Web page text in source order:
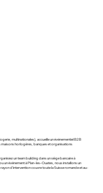
multinationales), accueille un événementiel B2B
maisons horlogères, banques et organisations
un team building dans un siège bancaire à
un événement à Plan-les-Ouates, nous installons un
d'intervention couvre toute la Suisse romande et au-